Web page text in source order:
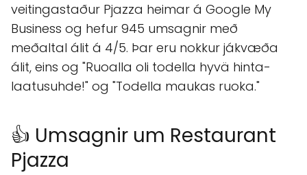
veitingastaður Pjazza heimar á Google My
Business og hefur 945 umsagnir með
meðaltal álit á 4/5. Þar eru nokkur jákvæða
álit, eins og "Ruoalla oli todella hyvä hinta-
laatusuhde!" og "Todella maukas ruoka."
👍 Umsagnir um Restaurant
Pjazza